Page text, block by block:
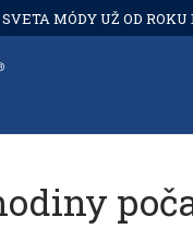
MÓDY UŽ OD ROKU